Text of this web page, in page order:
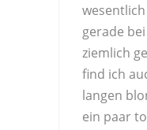
gerade
ziemlich
find ich
langen
ein paar